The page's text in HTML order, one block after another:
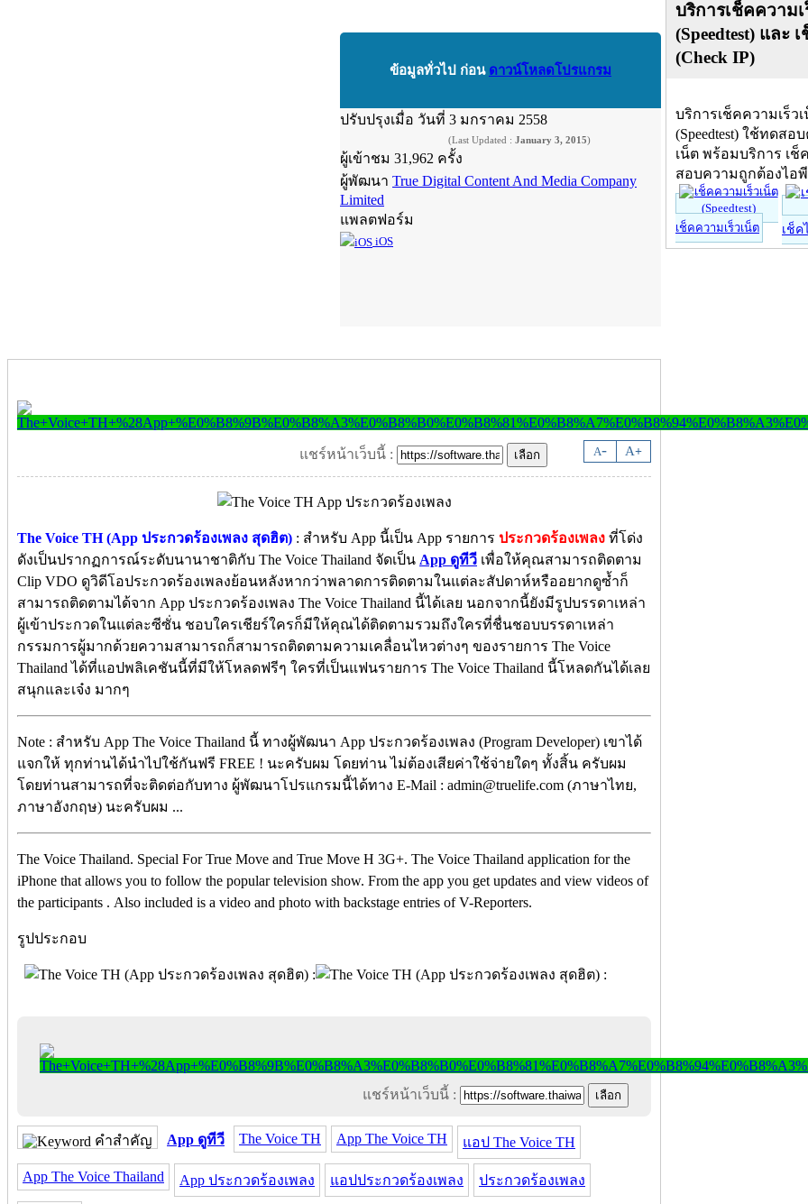
ข้อมูลทั่วไป ก่อน ดาวน์โหลดโปรแกรม
ปรับปรุงเมื่อ วันที่ 3 มกราคม 2558
(Last Updated : January 3, 2015)
ผู้เข้าชม 31,962 ครั้ง
ผู้พัฒนา True Digital Content And Media Company
Limited
แพลตฟอร์ม
iOS
A- A+
แชร์หน้าเว็บนี้ :
The Voice TH (App ประกวดร้องเพลง สุดฮิต) : สำหรับ App นี้เป็น App รายการ ประกวดร้องเพลง ที่โด่ง
ดังเป็นปรากฏการณ์ระดับนานาชาติกับ The Voice Thailand จัดเป็น App ดูทีวี เพื่อให้คุณสามารถติดตาม
Clip VDO ดูวิดีโอประกวดร้องเพลงย้อนหลังหากว่าพลาดการติดตามในแต่ละสัปดาห์หรืออยากดูซ้ำก็
สามารถติดตามได้จาก App ประกวดร้องเพลง The Voice Thailand นี้ได้เลย นอกจากนี้ยังมีรูปบรรดาเหล่า
ผู้เข้าประกวดในแต่ละซีซั่น ชอบใครเชียร์ใครก็มีให้คุณได้ติดตามรวมถึงใครที่ชื่นชอบบรรดาเหล่า
กรรมการผู้มากด้วยความสามารถก็สามารถติดตามความเคลื่อนไหวต่างๆ ของรายการ The Voice
Thailand ได้ที่แอปพลิเคชันนี้ที่มีให้โหลดฟรีๆ ใครที่เป็นแฟนรายการ The Voice Thailand นี้โหลดกันได้เลย
สนุกและเจ๋ง มากๆ
Note : สำหรับ App The Voice Thailand นี้ ทางผู้พัฒนา App ประกวดร้องเพลง (Program Developer) เขาได้
แจกให้ ทุกท่านได้นำไปใช้กันฟรี FREE ! นะครับผม โดยท่าน ไม่ต้องเสียค่าใช้จ่ายใดๆ ทั้งสิ้น ครับผม
โดยท่านสามารถที่จะติดต่อกับทาง ผู้พัฒนาโปรแกรมนี้ได้ทาง E-Mail : admin@truelife.com (ภาษาไทย,
ภาษาอังกฤษ) นะครับผม ...
The Voice Thailand. Special For True Move and True Move H 3G+. The Voice Thailand application for the
iPhone that allows you to follow the popular television show. From the app you get updates and view videos of
the participants . Also included is a video and photo with backstage entries of V-Reporters.
รูปประกอบ
แชร์หน้าเว็บนี้ :
คำสำคัญ App ดูทีวี The Voice TH App The Voice TH แอป The Voice TH
App The Voice Thailand App ประกวดร้องเพลง แอปประกวดร้องเพลง ประกวดร้องเพลง
บริการเช็คความเ
(Speedtest) และ
(Check IP)
บริการเช็คความเร็ว
(Speedtest) ใช้ทดสอ
เน็ต พร้อมบริการ เช็
สอบความถูกต้องไอ
เช็คความเร็วเน็ต เช็ค